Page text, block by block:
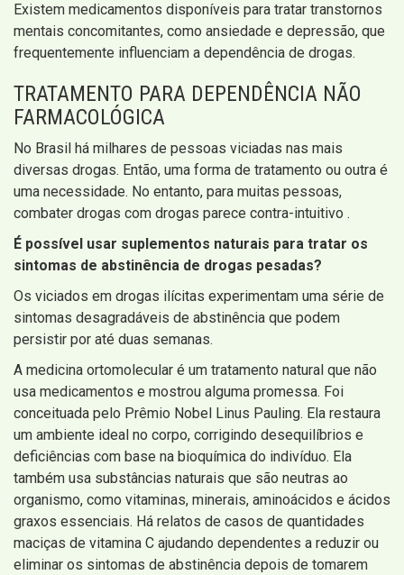
Existem medicamentos disponíveis para tratar transtornos
mentais concomitantes, como ansiedade e depressão, que
frequentemente influenciam a dependência de drogas.
TRATAMENTO PARA DEPENDÊNCIA NÃO
FARMACOLÓGICA
No Brasil há milhares de pessoas viciadas nas mais
diversas drogas. Então, uma forma de tratamento ou outra é
uma necessidade. No entanto, para muitas pessoas,
combater drogas com drogas parece contra-intuitivo .
É possível usar suplementos naturais para tratar os
sintomas de abstinência de drogas pesadas?
Os viciados em drogas ilícitas experimentam uma série de
sintomas desagradáveis ​​de abstinência que podem
persistir por até duas semanas.
A medicina ortomolecular é um tratamento natural que não
usa medicamentos e mostrou alguma promessa. Foi
conceituada pelo Prêmio Nobel Linus Pauling. Ela restaura
um ambiente ideal no corpo, corrigindo desequilíbrios e
deficiências com base na bioquímica do indivíduo. Ela
também usa substâncias naturais que são neutras ao
organismo, como vitaminas, minerais, aminoácidos e ácidos
graxos essenciais. Há relatos de casos de quantidades
maciças de vitamina C ajudando dependentes a reduzir ou
eliminar os sintomas de abstinência depois de tomarem